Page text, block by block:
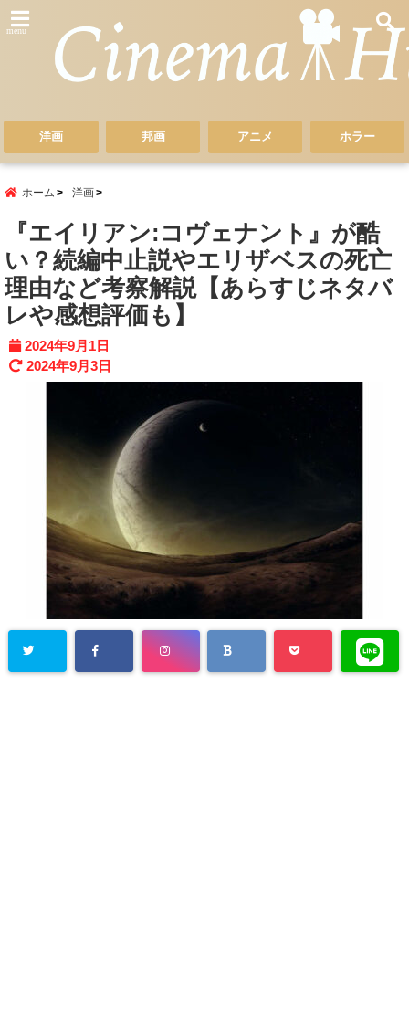
menu
洋画 邦画 アニメ ホラー
ホーム 洋画
『エイリアン:コヴェナント』が酷
い？続編中止説やエリザベスの死亡
理由など考察解説【あらすじネタバ
レや感想評価も】
2024年9月1日
2024年9月3日